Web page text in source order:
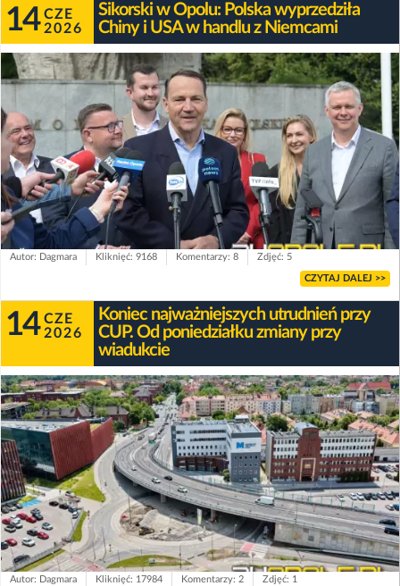
14 CZE
2026
Sikorski w Opolu: Polska wyprzedziła
Chiny i USA w handlu z Niemcami
Autor: Dagmara Kliknięć: 9168 Komentarzy: 8 Zdjęć: 5
CZYTAJ DALEJ >>
14 CZE
2026
Koniec najważniejszych utrudnień przy
CUP. Od poniedziałku zmiany przy
wiadukcie
Autor: Dagmara Kliknięć: 17984 Komentarzy: 2 Zdjęć: 1